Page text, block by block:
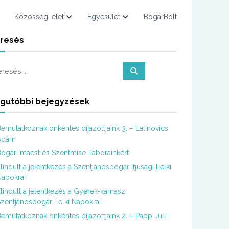
Közösségi élet Egyesület BogárBolt
K
bejegyzések
önkéntes díjazottjaink 3. – Latinovics
Imaest és Szentmise Táborainkért
a jelentkezés a Szentjánosbogár Ifjúsági Lelki
a jelentkezés a Gyerek-kamasz
Lelki Napokra!
önkéntes díjazottjaink 2. – Papp Juli